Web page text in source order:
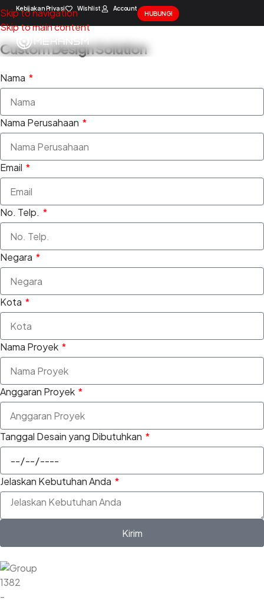
Skip to navigation
Skip to main content
Kebijakan Privasi Wishlist Account
HUBUNGI
Custom Design Solution
Nama
Nama Perusahaan
Email
No. Telp.
Negara
Kota
Nama Proyek
Anggaran Proyek
Tanggal Desain yang Dibutuhkan
Jelaskan Kebutuhan Anda
Kirim